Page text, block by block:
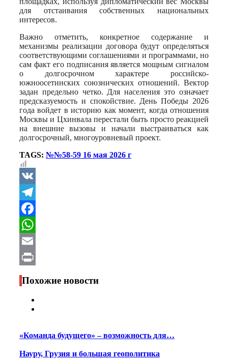
для отстаивания собственных национальных
интересов.
Важно отметить, конкретное содержание и
механизмы реализации договора будут определяться
соответствующими соглашениями и программами, но
сам факт его подписания является мощным сигналом
о долгосрочном характере российско-
южноосетинских союзнических отношений. Вектор
задан предельно четко. Для населения это означает
предсказуемость и спокойствие. День Победы 2026
года войдет в историю как момент, когда отношения
Москвы и Цхинвала перестали быть просто реакцией
на внешние вызовы и начали выстраиваться как
долгосрочный, многоуровневый проект.
TAGS: №№58-59 16 мая 2026 г
VK
Telegram
Facebook
WhatsApp
Email
Print
Похожие новости
«Команда будущего» – возможность для…
Науру, Грузия и большая геополитика